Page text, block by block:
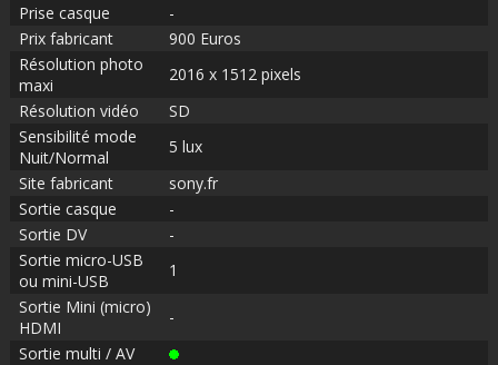
Prise casque
-
Prix fabricant
900 Euros
Résolution photo
maxi
2016 x 1512 pixels
Résolution vidéo
SD
Sensibilité mode
Nuit/Normal
5 lux
Site fabricant
sony.fr
Sortie casque
-
Sortie DV
-
Sortie micro-USB
ou mini-USB
1
Sortie Mini (micro)
HDMI
-
Sortie multi / AV